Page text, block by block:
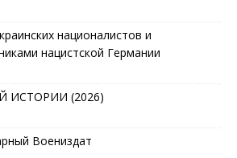
националистов и
нацистской Германии
ИСТОРИИ (2026)
Воениздат